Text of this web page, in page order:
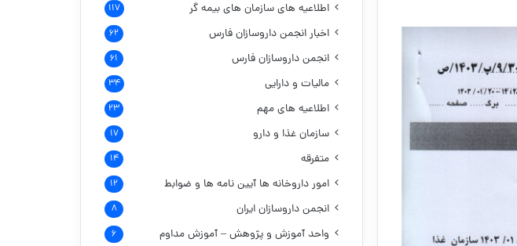
اطلاعیه های سازمان های بیمه گر ۱۱۷
اخبار انجمن داروسازان فارس ۶۲
انجمن داروسازان فارس ۶۱
مالیات و دارایی ۳۴
اطلاعیه های مهم ۲۳
سازمان غذا و دارو ۱۷
متفرقه ۱۴
امور داروخانه هاآیین نامه ها و ضوابط ۱۲
انجمن داروسازان ایران ۸
واحد آموزش و پژوهش – آموزش مداوم ۶